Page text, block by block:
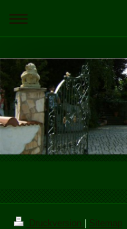
Druckversion
Sitemap